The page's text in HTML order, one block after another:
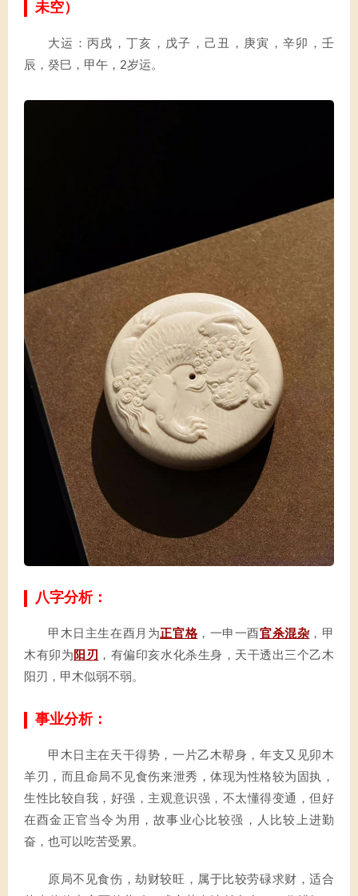
未空）
大运：丙戌，丁亥，戊子，己丑，庚寅，辛卯，壬
辰，癸巳，甲午，2岁运。
八字分析：
甲木日主生在酉月为正官格，一申一酉官杀混杂，甲
木有卯为 阳刃 ，有偏印亥水化杀生身，天干透出三个乙木
阳刃，甲木似弱不弱。
事业分析：
甲木日主在天干得势，一片乙木帮身，年支又见卯木
羊刃，而且命局不见食伤来泄秀，体现为性格较为固执，
生性比较自我，好强，主观意识强，不太懂得变通，但好
在酉金正官当令为用，故事业心比较强，人比较上进勤
奋，也可以吃苦受累。
原局不见食伤，劫财较旺，属于比较劳碌求财，适合